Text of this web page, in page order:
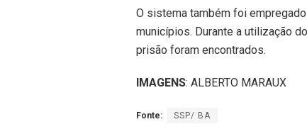
O sistema também foi
municípios. Durante a utilização
prisão foram encontrados.
IMAGENS: ALBERTO MARAUX
Fonte: SSP/ BA